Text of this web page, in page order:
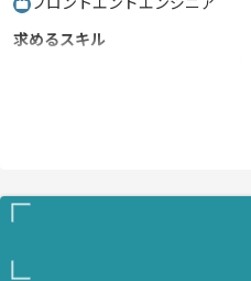
求めるスキル